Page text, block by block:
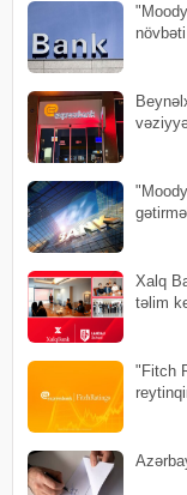
Xalq
təlim
"Fitch